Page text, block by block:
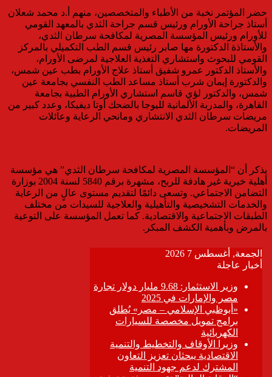
حضر المؤتمر نخبة من الأطباء والمتخصصين، منهم أ.د محمد شعلان
أستاذ جراحة الأورام ورئيس قسم جراحة الثدي بالمعهد القومي
للأورام ورئيس المؤسسة المصرية لمكافحة سرطان الثدي،
والأستاذة الدكتورة مها صابر رئيس قسم الطب التكميلي بالمركز
القومي للبحوث واستشاري التغذية العلاجية لمرضى الأورام،
والأستاذ الدكتور عمرو شفيق أستاذ علاج الأورام بطب عين شمس،
والدكتورة إيمان شرب أستاذ مساعد الطب النفسي بجامعة عين
شمس، والدكتور لؤي قاسم استشاري الأورام الطبية بجامعة
القاهرة، والمدربة الألمانية لليوجا بالضحك أوتا ديفيكا، وعدد كبير من
مريضات سرطان الثدي الانتشاري ومانحي الرعاية وعائلات
المريضات.
يذكر أن “المؤسسة المصرية لمكافحة سرطان الثدي” هي مؤسسة
أهلية خيرية غير هادفة للربح، مشهرة برقم 5840 لسنة 2004 بوزارة
التضامن الاجتماعي. وتسعى دائمًا لتقديم مستوى عالٍ من الرعاية
والخدمات التشخيصية والتأهيلية والعلاجية للسيدات من مختلف
الطبقات الاجتماعية والاقتصادية. كما تعمل المؤسسة على التوعية
بالمرض وبأهمية الكشف المبكر.